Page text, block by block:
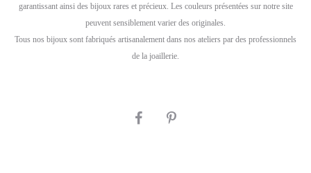
garantissant ainsi des bijoux rares et précieux. Les couleurs présentées sur notre site
peuvent sensiblement varier des originales.
Tous nos bijoux sont fabriqués artisanalement dans nos ateliers par des professionnels
de la joaillerie.
SHARE